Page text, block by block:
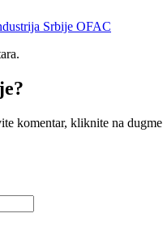
Srbije OFAC
komentar, kliknite na dugme